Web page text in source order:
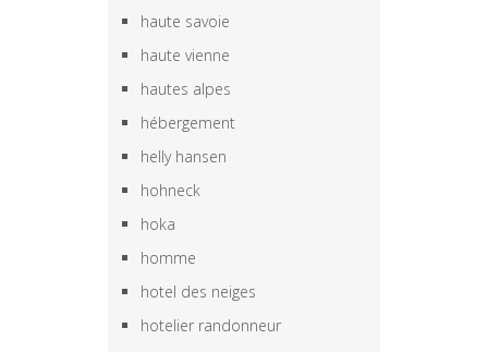
haute savoie
haute vienne
hautes alpes
hébergement
helly hansen
hohneck
hoka
homme
hotel des neiges
hotelier randonneur